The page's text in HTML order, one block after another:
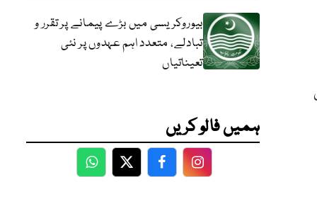
بیوروکریسی میں بڑے پیمانے پر تقرر و
تبادلے، متعدد اہم عہدوں پر نئی
تعیناتیاں
ہمیں فالو کریں
WhatsApp
TwitterFacebookFacebook